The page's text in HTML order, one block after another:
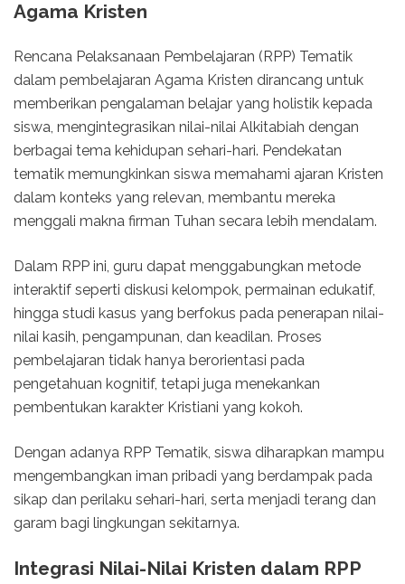
Agama Kristen
Rencana Pelaksanaan Pembelajaran (RPP) Tematik
dalam pembelajaran Agama Kristen dirancang untuk
memberikan pengalaman belajar yang holistik kepada
siswa, mengintegrasikan nilai-nilai Alkitabiah dengan
berbagai tema kehidupan sehari-hari. Pendekatan
tematik memungkinkan siswa memahami ajaran Kristen
dalam konteks yang relevan, membantu mereka
menggali makna firman Tuhan secara lebih mendalam.
Dalam RPP ini, guru dapat menggabungkan metode
interaktif seperti diskusi kelompok, permainan edukatif,
hingga studi kasus yang berfokus pada penerapan nilai-
nilai kasih, pengampunan, dan keadilan. Proses
pembelajaran tidak hanya berorientasi pada
pengetahuan kognitif, tetapi juga menekankan
pembentukan karakter Kristiani yang kokoh.
Dengan adanya RPP Tematik, siswa diharapkan mampu
mengembangkan iman pribadi yang berdampak pada
sikap dan perilaku sehari-hari, serta menjadi terang dan
garam bagi lingkungan sekitarnya.
Integrasi Nilai-Nilai Kristen dalam RPP